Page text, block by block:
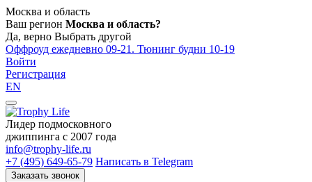
Москва и область
Ваш регион Москва и область?
Да, верно Выбрать другой
Оффроуд ежедневно 09-21. Тюнинг будни 10-19
Войти
Регистрация
EN
Лидер подмосковного
джиппинга c 2007 года
info@trophy-life.ru
+7 (495) 649-65-79 Написать в Telegram
Заказать звонок